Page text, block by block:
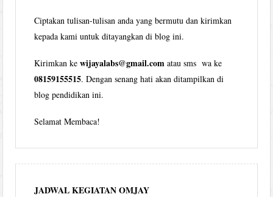
Ciptakan tulisan-tulisan anda yang bermutu dan kirimkan
kepada kami untuk ditayangkan di blog ini.
Kirimkan kewijayalabs@gmail.com atau sms wa ke
08159155515. Dengan senang hati akan ditampilkan di
blog pendidikan ini.
Selamat Membaca!
JADWAL KEGIATAN OMJAY